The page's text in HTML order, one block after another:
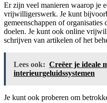
Er zijn veel manieren waarop je
vrijwilligerswerk. Je kunt
gemeenschappen of
doelen. Je kunt ook online
schrijven van artikelen of het
Lees ook: Creëer je ideale
interieurgeluidssystemen
Je kunt ook proberen om